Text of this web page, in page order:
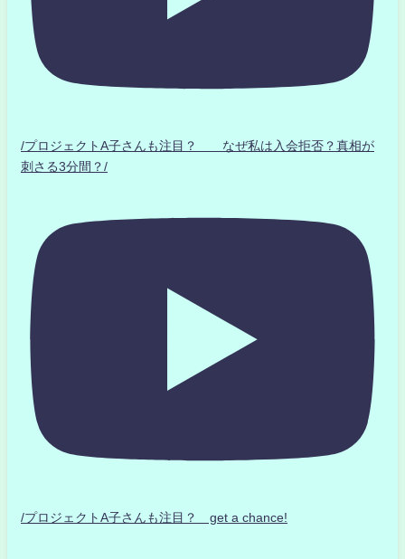
/プロジェクトA子さんも注目？ なぜ私は入会拒否？真相が
刺さる3分間？/
/プロジェクトA子さんも注目？ get a chance!